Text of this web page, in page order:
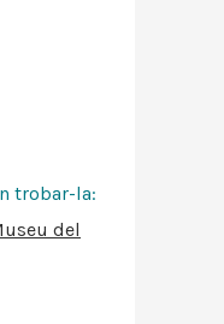
trobar-la:
del